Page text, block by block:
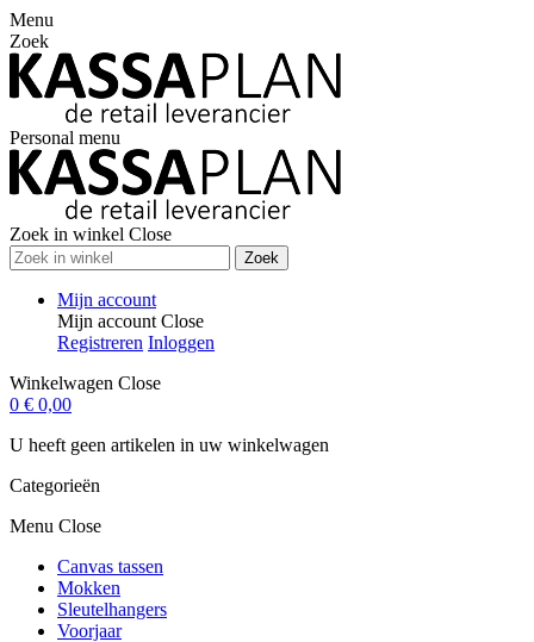
Menu
Zoek
Personal menu
Zoek in winkel Close
Zoek
Mijn account
Mijn account Close
Registreren Inloggen
Winkelwagen Close
0 € 0,00
U heeft geen artikelen in uw winkelwagen
Categorieën
Menu Close
Canvas tassen
Mokken
Sleutelhangers
Voorjaar